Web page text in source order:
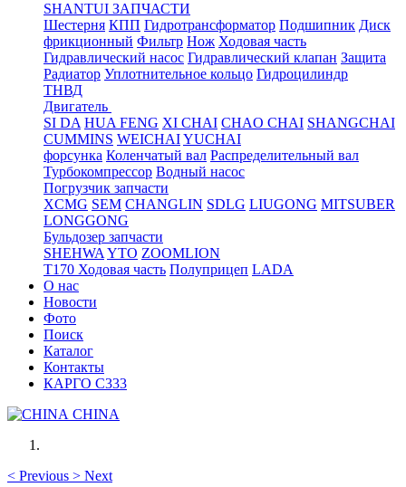
SHANTUI ЗАПЧАСТИ
Шестерня КПП Гидротрансформатор Подшипник Диск
фрикционный Фильтр Нож Ходовая часть
Гидравлический насос Гидравлический клапан Защита
Радиатор Уплотнительное кольцо Гидроцилиндр
ТНВД
Двигатель
SI DA HUA FENG XI CHAI CHAO CHAI SHANGCHAI
CUMMINS WEICHAIYUCHAI
форсунка Коленчатый вал Распределительный вал
Турбокомпрессор Водный насос
Погрузчик запчасти
XCMG SEM CHANGLIN SDLG LIUGONG MITSUBER
LONGGONG
Бульдозер запчасти
SHEHWA YTO ZOOMLION
T170 Ходовая часть Полуприцеп LADA
О нас
Новости
Фото
Поиск
Каталог
Контакты
КАРГО С333
CHINA
< Previous > Next